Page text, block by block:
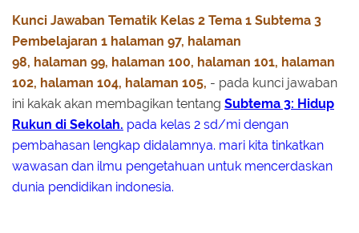
Kunci Jawaban Tematik Kelas 2 Tema 1 Subtema 3
Pembelajaran 1 halaman 97, halaman
98, halaman 99, halaman 100, halaman 101, halaman
102, halaman 104, halaman 105, - pada kunci jawaban
ini kakak akan membagikan tentang Subtema 3: Hidup
Rukun di Sekolah. pada kelas 2 sd/mi dengan
pembahasan lengkap didalamnya. mari kita tinkatkan
wawasan dan ilmu pengetahuan untuk mencerdaskan
dunia pendidikan indonesia.